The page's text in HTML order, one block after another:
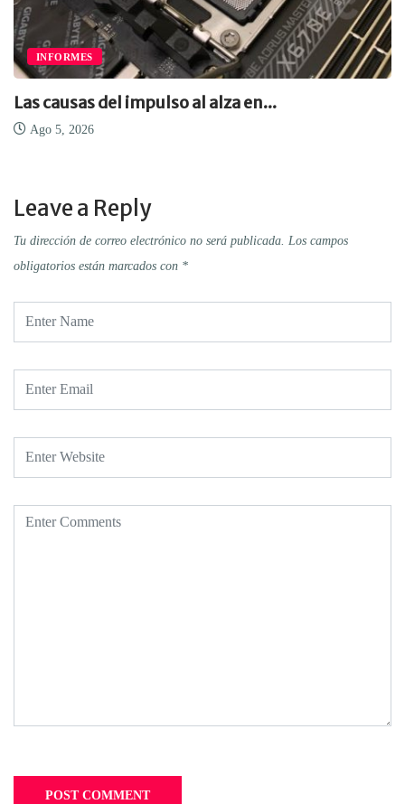
INFORMES
Las causas del impulso al alza en...
Ago 5, 2026
Leave a Reply
Tu dirección de correo electrónico no será publicada. Los campos
obligatorios están marcados con *